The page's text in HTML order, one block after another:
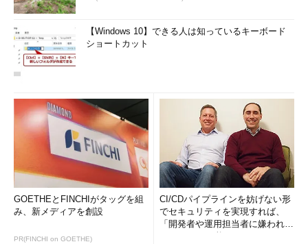
【Windows 10】できる人は知っているキーボード
ショートカット
GOETHEとFINCHIがタッグを組
み、新メディアを創設
PR(FINCHI on GOETHE)
CI/CDパイプラインを妨げない形
でセキュリティを実現すれば、
「開発者や運用担当者に嫌われな